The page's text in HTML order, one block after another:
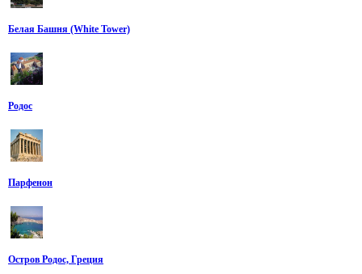
Белая Башня (White Tower)
Родос
Парфенон
Остров Родос, Греция